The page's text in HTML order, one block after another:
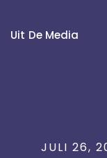
Uit De Media
JULI 26,